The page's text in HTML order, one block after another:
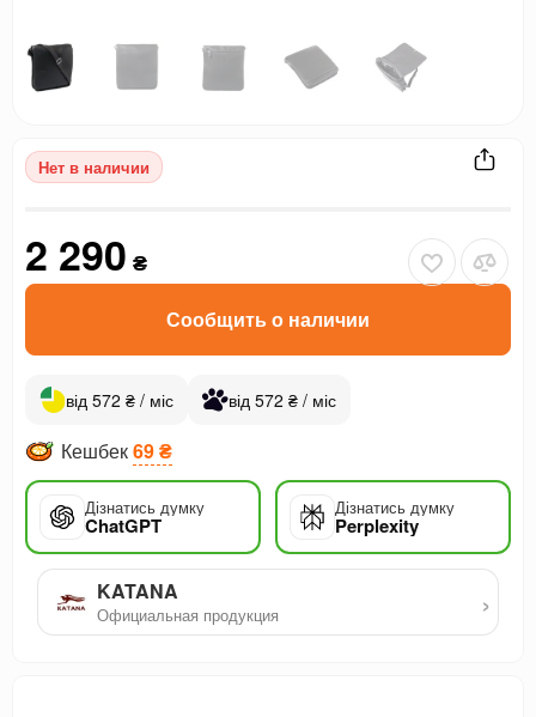
Нет в наличии
2 290 ₴
Сообщить о наличии
від 572 ₴ / міс від 572 ₴ / міс
Кешбек69 ₴
Дізнатись думку
ChatGPT
Дізнатись думку
Perplexity
KATANA
Официальная продукция ›